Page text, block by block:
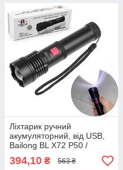
Ліхтарик ручний
акумуляторний, від USB,
Bailong BL X72 P50 /
Світлодіодний LED ліхтар /
Ліхтарик на акумуляторі
394,10 ₴ 563 ₴